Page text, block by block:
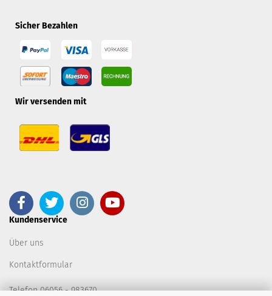
Sicher Bezahlen
Wir versenden mit
Kundenservice
Über uns
Kontaktformular
Telefon 06056 - 983670